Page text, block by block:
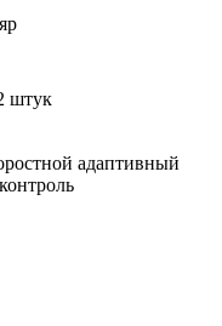
штук
адаптивный